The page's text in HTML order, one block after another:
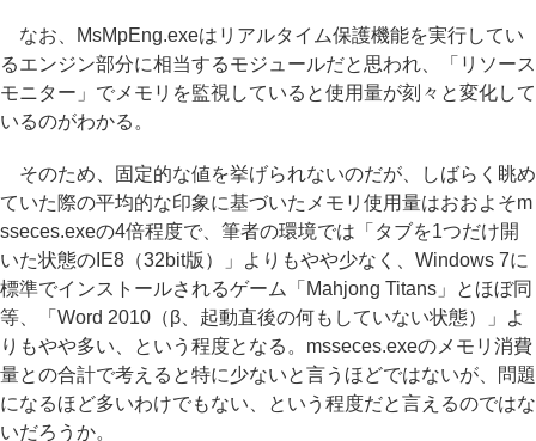
なお、MsMpEng.exeはリアルタイム保護機能を実行してい
るエンジン部分に相当するモジュールだと思われ、「リソース
モニター」でメモリを監視していると使用量が刻々と変化して
いるのがわかる。
そのため、固定的な値を挙げられないのだが、しばらく眺め
ていた際の平均的な印象に基づいたメモリ使用量はおおよそm
sseces.exeの4倍程度で、筆者の環境では「タブを1つだけ開
いた状態のIE8（32bit版）」よりもやや少なく、Windows 7に
標準でインストールされるゲーム「Mahjong Titans」とほぼ同
等、「Word 2010（β、起動直後の何もしていない状態）」よ
りもやや多い、という程度となる。msseces.exeのメモリ消費
量との合計で考えると特に少ないと言うほどではないが、問題
になるほど多いわけでもない、という程度だと言えるのではな
いだろうか。